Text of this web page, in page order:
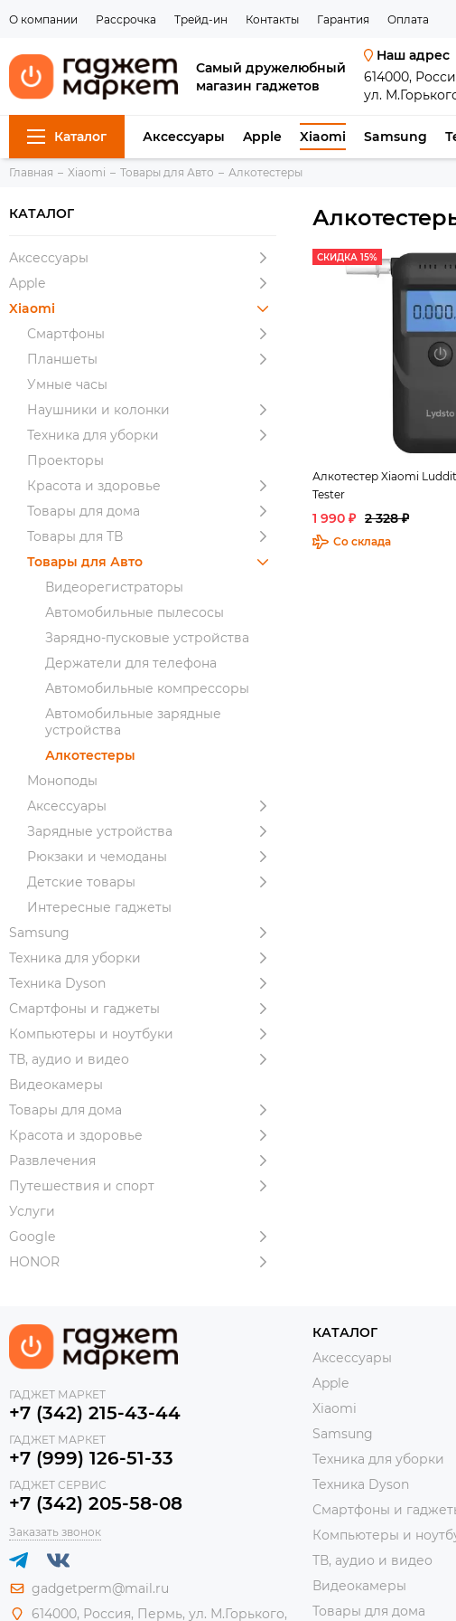
О компании Рассрочка Трейд-ин Контакты Гарантия Оплата
Самый дружелюбный
магазин гаджетов
Наш адрес
614000,
ул.
Каталог Аксессуары Apple Xiaomi Samsung
Главная Xiaomi Товары для Авто Алкотестеры
КАТАЛОГ
Аксессуары
Apple
Xiaomi
Смартфоны
Планшеты
Умные часы
Наушники и колонки
Техника для уборки
Проекторы
Красота и здоровье
Товары для дома
Товары для ТВ
Товары для Авто
Видеорегистраторы
Автомобильные пылесосы
Зарядно-пусковые устройства
Держатели для телефона
Автомобильные компрессоры
Автомобильные зарядные
устройства
Алкотестеры
Моноподы
Аксессуары
Зарядные устройства
Рюкзаки и чемоданы
Детские товары
Интересные гаджеты
Samsung
Техника для уборки
Техника Dyson
Смартфоны и гаджеты
Компьютеры и ноутбуки
ТВ, аудио и видео
Видеокамеры
Товары для дома
Красота и здоровье
Развлечения
Путешествия и спорт
Услуги
Google
HONOR
СКИДКА 15%
Алкотестер Xiaomi
Tester
1 990 ₽ 2 328 ₽
Со склада
ГАДЖЕТ МАРКЕТ
+7 (342) 215-43-44
ГАДЖЕТ МАРКЕТ
+7 (999) 126-51-33
ГАДЖЕТ СЕРВИС
+7 (342) 205-58-08
Заказать звонок
gadgetperm@mail.ru
614000, Россия, Пермь, ул. М.Горького,
КАТАЛОГ
Аксессуары
Apple
Xiaomi
Samsung
Техника для уборки
Техника Dyson
Смартфоны и
Компьютеры и
ТВ, аудио и видео
Видеокамеры
Товары для дома